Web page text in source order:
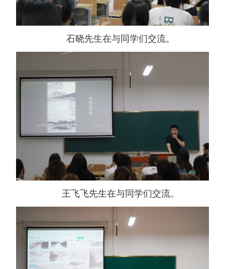
石晓先生在与同学们交流。
王飞飞先生在与同学们交流。